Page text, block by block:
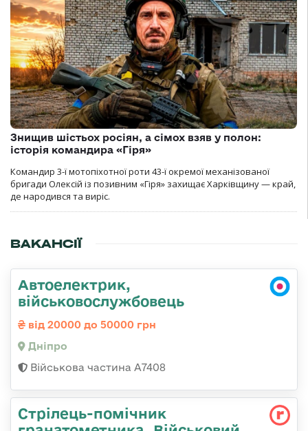
Знищив шістьох росіян, а сімох взяв у полон:
історія командира «Гіря»
Командир 3-ї мотопіхотної роти 43-ї окремої механізованої
бригади Олексій із позивним «Гіря» захищає Харківщину — край,
де народився та виріс.
ВАКАНСІЇ
Автоелектрик,
військовослужбовець
від 20000 до 50000 грн
Дніпро
Військова частина А7408
Стрілець-помічник